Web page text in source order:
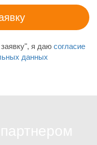
я даю согласие
данных